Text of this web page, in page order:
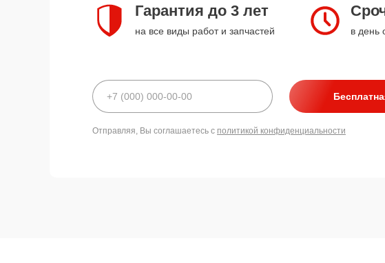
Гарантия до 3 лет
на все виды работ и запчастей в день
Отправляя, Вы соглашаетесь с политикой конфиденциальности